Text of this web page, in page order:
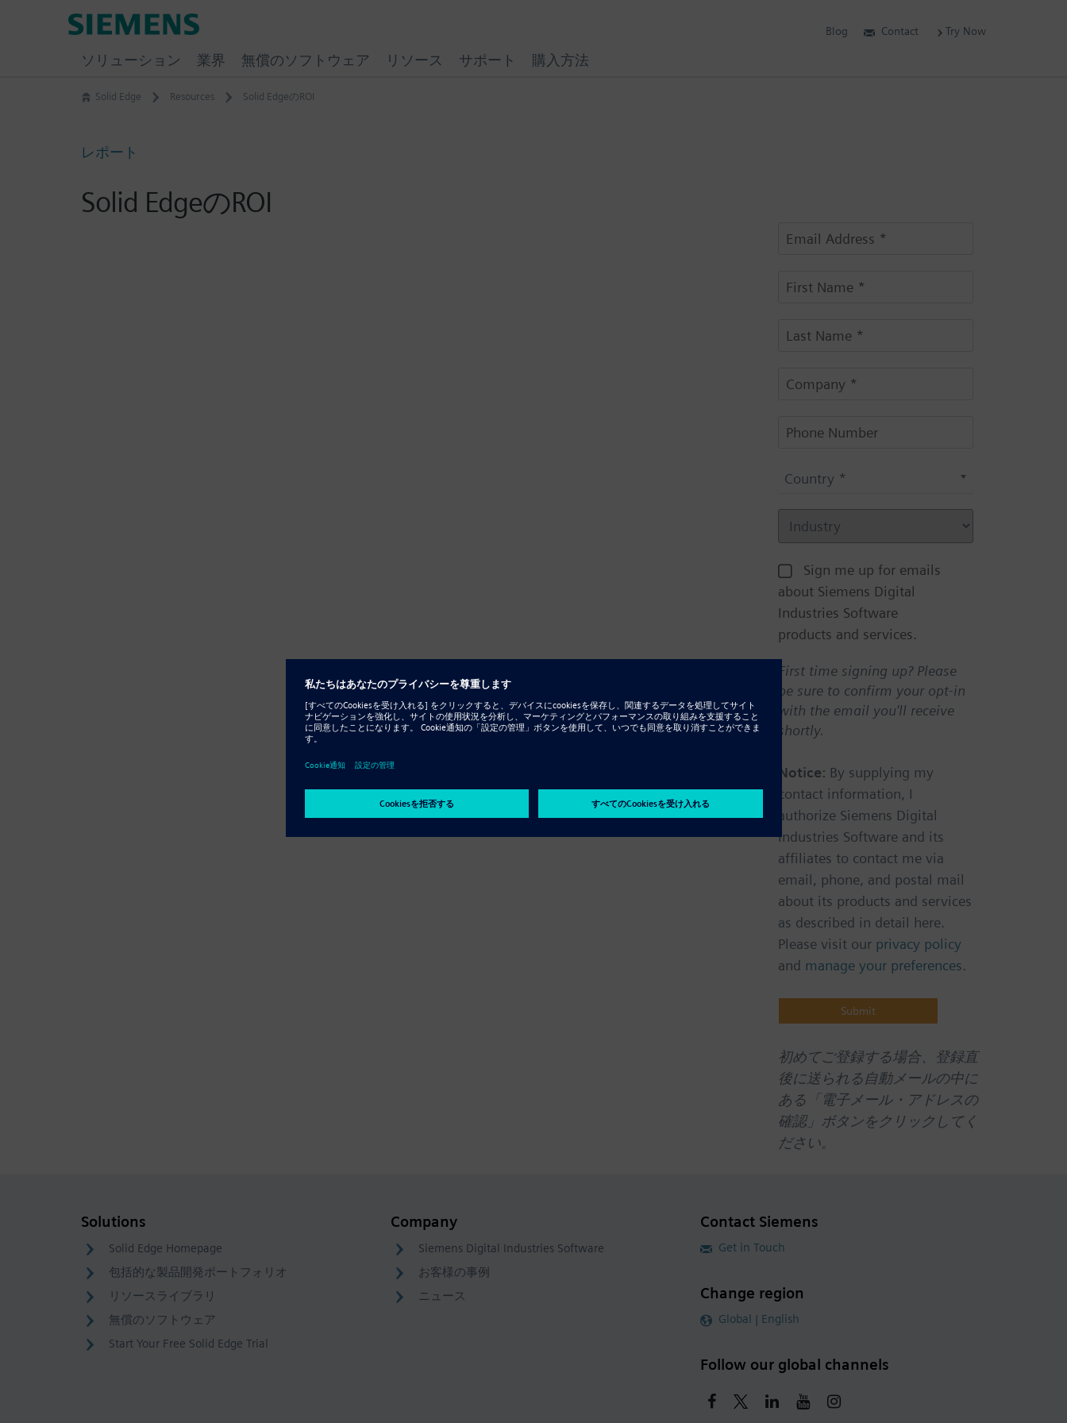
Solid Edge Resources Solid EdgeのROI
レポート
Solid EdgeのROI
Country *
Sign me up for emails
about Siemens Digital
Industries Software
products and services.
First time signing up? Please
be sure to confirm your opt-in
with the email you'll receive
shortly.
Notice: By supplying my
contact information, I
authorize Siemens Digital
Industries Software and its
affiliates to contact me via
email, phone, and postal mail
about its products and services
as described in detail here.
Please visit our privacy policy
and manage your preferences.
初めてご登録する場合、登録直
後に送られる自動メールの中に
ある「電子メール・アドレスの
確認」ボタンをクリックしてく
ださい。
Solutions
Solid Edge Homepage
包括的な製品開発ポートフォリオ
リソースライブラリ
無償のソフトウェア
Start Your Free Solid Edge Trial
Company
Siemens Digital Industries Software
お客様の事例
ニュース
Contact Siemens
Get in Touch
Change region
Global | English
Follow our global channels
Blog Contact Try Now
ソリューション 業界 無償のソフトウェア リソース サポート 購入方法